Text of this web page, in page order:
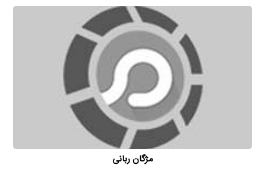
مژگان ربانی